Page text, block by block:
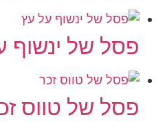
פסל של ינשוף
פסל של טווס